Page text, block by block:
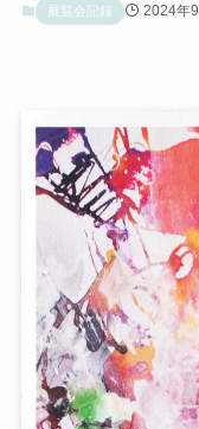
展覧会記録 2024年